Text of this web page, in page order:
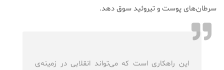
سرطان‌های پوست و تیروئید سوق دهد.
این راهکاری است که می‌تواند انقلابی در زمینه‌ی